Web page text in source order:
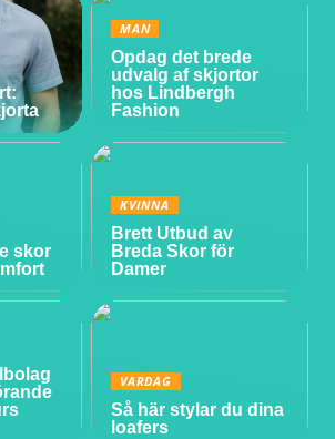
MAN
Opdag det brede
udvalg af skjortor
hos Lindbergh
Fashion
skor
KVINNA
Brett Utbud av
Breda Skor för
Damer
VARDAG
Så här stylar du dina
loafers